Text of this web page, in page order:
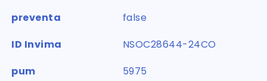
preventa
false
ID Invima
NSOC28644-24CO
pum
5975